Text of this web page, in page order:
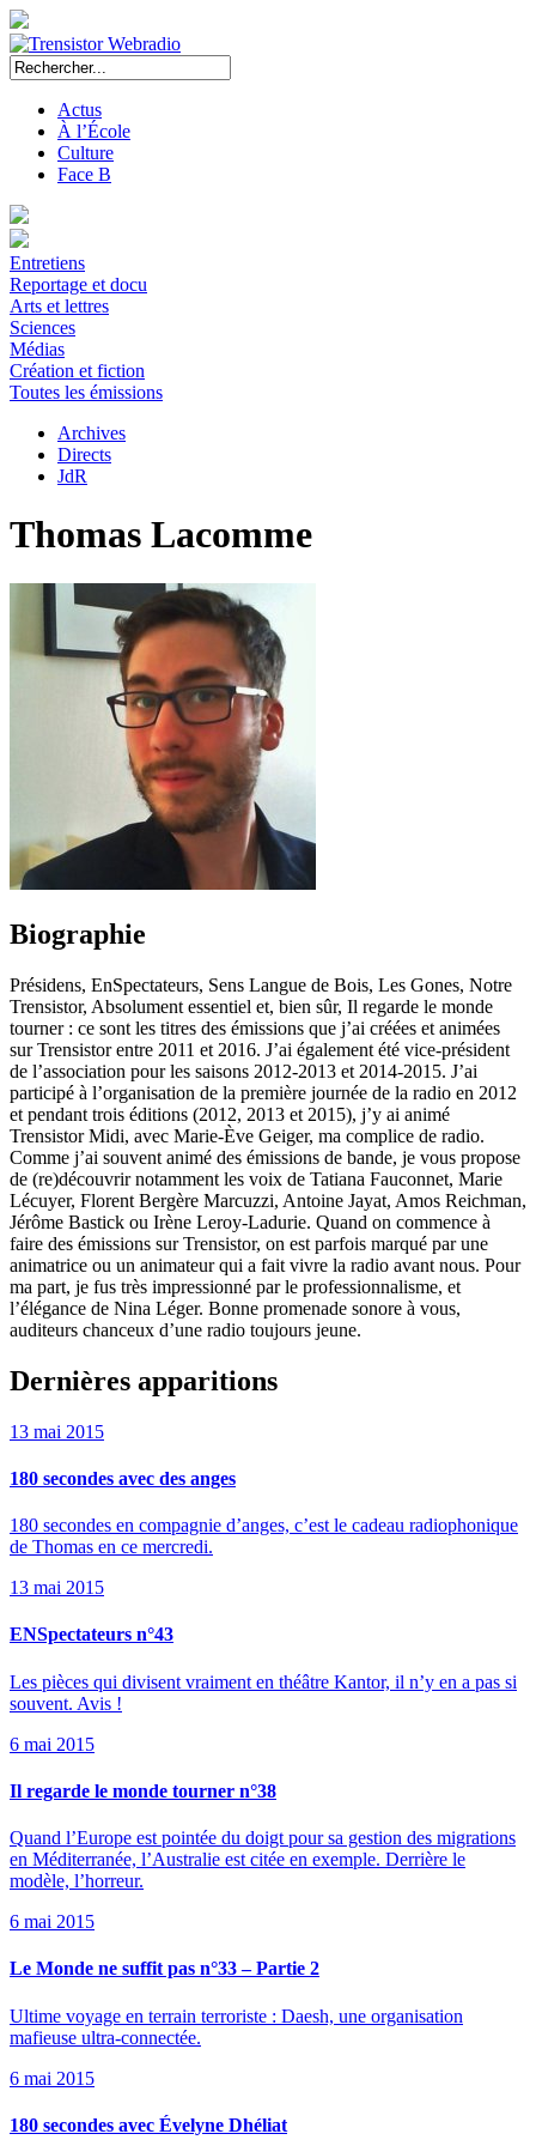
Actus
À l’École
Culture
Face B
Entretiens
Reportage et docu
Arts et lettres
Sciences
Médias
Création et fiction
Toutes les émissions
Archives
Directs
JdR
Thomas Lacomme
Biographie
Présidens, EnSpectateurs, Sens Langue de Bois, Les Gones, Notre
Trensistor, Absolument essentiel et, bien sûr, Il regarde le monde
tourner : ce sont les titres des émissions que j’ai créées et animées
sur Trensistor entre 2011 et 2016. J’ai également été vice-président
de l’association pour les saisons 2012-2013 et 2014-2015. J’ai
participé à l’organisation de la première journée de la radio en 2012
et pendant trois éditions (2012, 2013 et 2015), j’y ai animé
Trensistor Midi, avec Marie-Ève Geiger, ma complice de radio.
Comme j’ai souvent animé des émissions de bande, je vous propose
de (re)découvrir notamment les voix de Tatiana Fauconnet, Marie
Lécuyer, Florent Bergère Marcuzzi, Antoine Jayat, Amos Reichman,
Jérôme Bastick ou Irène Leroy-Ladurie. Quand on commence à
faire des émissions sur Trensistor, on est parfois marqué par une
animatrice ou un animateur qui a fait vivre la radio avant nous. Pour
ma part, je fus très impressionné par le professionnalisme, et
l’élégance de Nina Léger. Bonne promenade sonore à vous,
auditeurs chanceux d’une radio toujours jeune.
Dernières apparitions
13 mai 2015
180 secondes avec des anges
180 secondes en compagnie d’anges, c’est le cadeau radiophonique
de Thomas en ce mercredi.
13 mai 2015
ENSpectateurs n°43
Les pièces qui divisent vraiment en théâtre Kantor, il n’y en a pas si
souvent. Avis !
6 mai 2015
Il regarde le monde tourner n°38
Quand l’Europe est pointée du doigt pour sa gestion des migrations
en Méditerranée, l’Australie est citée en exemple. Derrière le
modèle, l’horreur.
6 mai 2015
Le Monde ne suffit pas n°33 – Partie 2
Ultime voyage en terrain terroriste : Daesh, une organisation
mafieuse ultra-connectée.
6 mai 2015
180 secondes avec Évelyne Dhéliat